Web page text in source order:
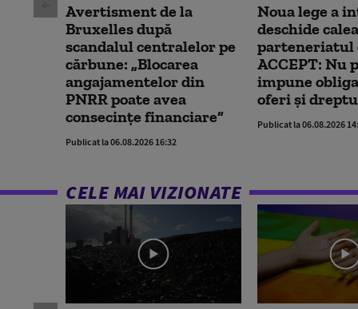
Avertisment de la
Bruxelles după
scandalul centralelor pe
cărbune: „Blocarea
angajamentelor din
PNRR poate avea
consecințe financiare”
Publicat la 06.08.2026 16:32
Noua lege a
deschide
parteneriatul
ACCEPT: Nu
impune
oferi și
Publicat la 06.08.2026
CELE MAI VIZIONATE